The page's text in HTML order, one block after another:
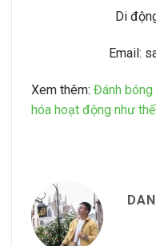
Di
Email:
Xem thêm: Đánh bóng
hóa hoạt động như